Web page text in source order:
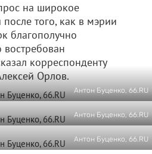
на широкое
того, как в мэрии
благополучно
корреспонденту
Орлов.
Антон Буценко, 66.RU
Антон Буценко, 66.RU
Антон Буценко, 66.RU